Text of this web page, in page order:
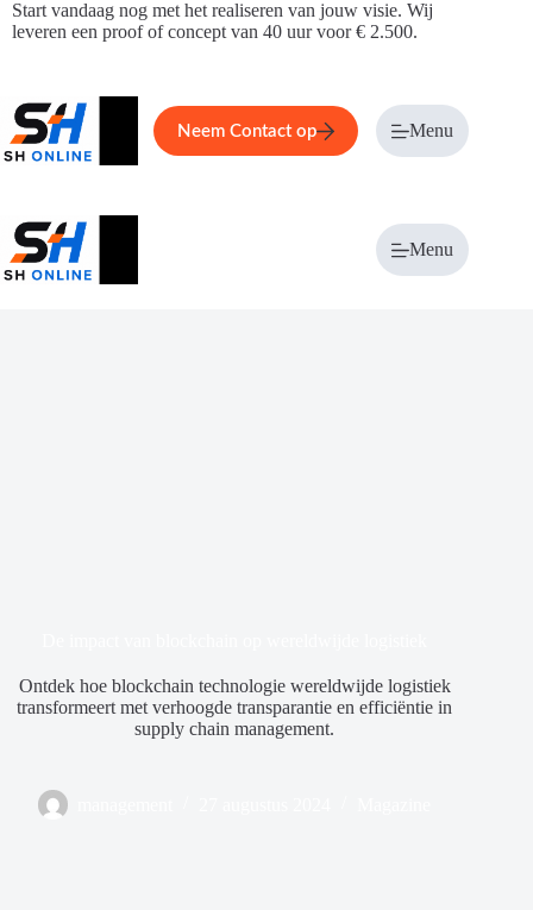
Ga
naar
Start vandaag nog met het realiseren van jouw visie. Wij
leveren een proof of concept van 40 uur voor € 2.500.
Home Service Over ons
Neem Contact op Menu
Menu
Ontdek hoe blockchain technologie wereldwijde logistiek
transformeert met verhoogde transparantie en efficiëntie in
supply chain management.